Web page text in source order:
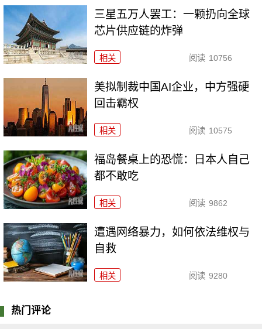
三星五万人罢工：一颗扔向全球
芯片供应链的炸弹
相关 阅读 10756
美拟制裁中国AI企业，中方强硬
回击霸权
相关 阅读 10575
福岛餐桌上的恐慌：日本人自己
都不敢吃
相关 阅读 9862
遭遇网络暴力，如何依法维权与
自救
相关 阅读 9280
热门评论